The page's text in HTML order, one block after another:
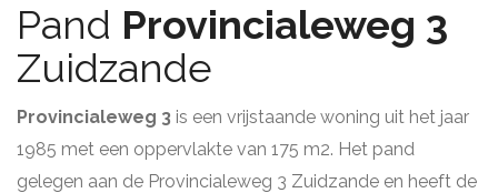
Pand Provincialeweg 3
Zuidzande
Provincialeweg 3 is een vrijstaande woning uit het jaar
1985 met een oppervlakte van 175 m2. Het pand
gelegen aan de Provincialeweg 3 Zuidzande en heeft de